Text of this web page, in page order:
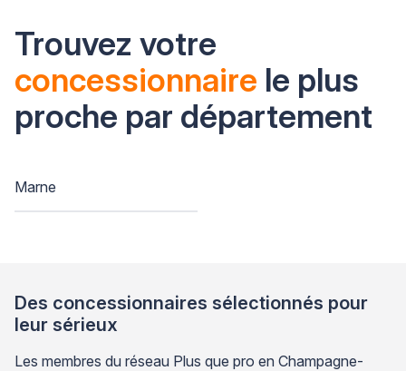
Trouvez votre
concessionnaire le plus
proche par département
Marne
Des concessionnaires sélectionnés pour
leur sérieux
Les membres du réseau Plus que pro en Champagne-